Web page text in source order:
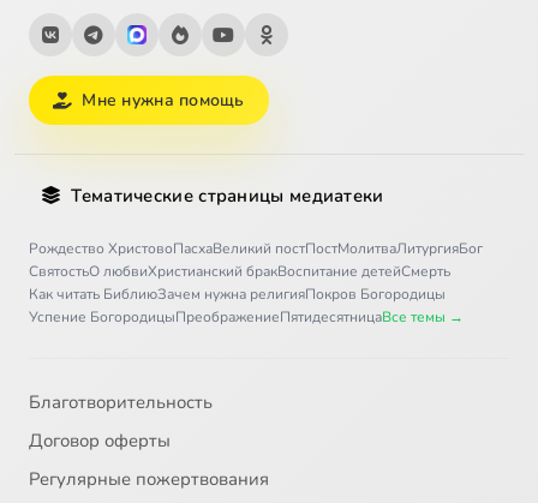
Мне нужна помощь
Тематические страницы медиатеки
Рождество ХристовоПасхаВеликий постПостМолитваЛитургияБог
СвятостьО любвиХристианский бракВоспитание детейСмерть
Как читать БиблиюЗачем нужна религияПокров Богородицы
Успение БогородицыПреображениеПятидесятницаВсе темы →
Благотворительность
Договор оферты
Регулярные пожертвования